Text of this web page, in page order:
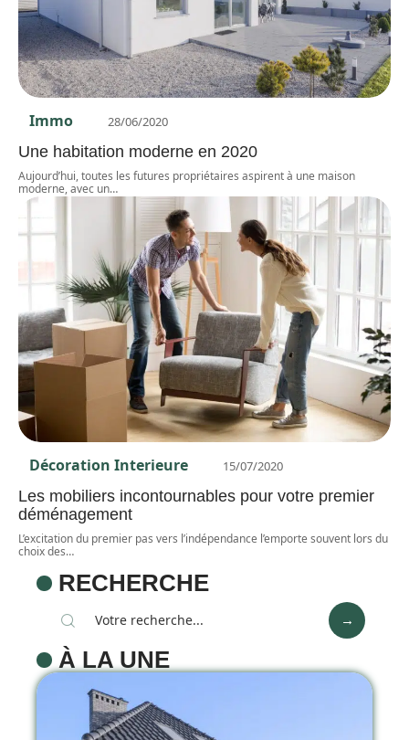
Immo 28/06/2020
Une habitation moderne en 2020
Aujourd’hui, toutes les futures propriétaires aspirent à une maison
moderne, avec un…
Décoration Interieure 15/07/2020
Les mobiliers incontournables pour votre premier
déménagement
L’excitation du premier pas vers l’indépendance l’emporte souvent lors du
choix des…
RECHERCHE
À LA UNE